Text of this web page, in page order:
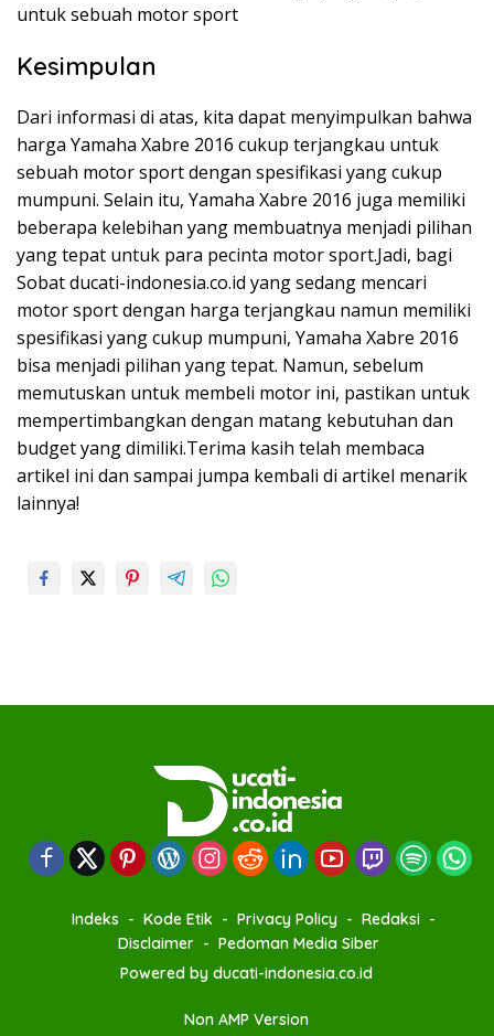
untuk sebuah motor sport
Kesimpulan
Dari informasi di atas, kita dapat menyimpulkan bahwa
harga Yamaha Xabre 2016 cukup terjangkau untuk
sebuah motor sport dengan spesifikasi yang cukup
mumpuni. Selain itu, Yamaha Xabre 2016 juga memiliki
beberapa kelebihan yang membuatnya menjadi pilihan
yang tepat untuk para pecinta motor sport.Jadi, bagi
Sobat ducati-indonesia.co.id yang sedang mencari
motor sport dengan harga terjangkau namun memiliki
spesifikasi yang cukup mumpuni, Yamaha Xabre 2016
bisa menjadi pilihan yang tepat. Namun, sebelum
memutuskan untuk membeli motor ini, pastikan untuk
mempertimbangkan dengan matang kebutuhan dan
budget yang dimiliki.Terima kasih telah membaca
artikel ini dan sampai jumpa kembali di artikel menarik
lainnya!
Indeks Kode Etik Privacy Policy
Redaksi
Disclaimer
Pedoman Media Siber
Powered by ducati-indonesia.co.id
Non AMP Version